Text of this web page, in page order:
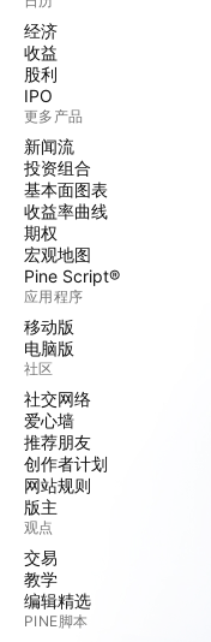
经济
收益
股利
IPO
更多产品
新闻流
投资组合
基本面图表
收益率曲线
期权
宏观地图
Pine Script®
应用程序
移动版
电脑版
社区
社交网络
爱心墙
推荐朋友
创作者计划
网站规则
版主
观点
交易
教学
编辑精选
PINE脚本